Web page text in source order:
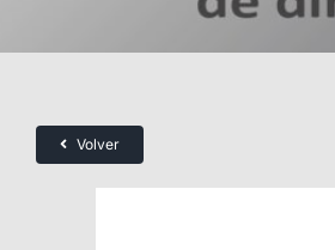
Volver